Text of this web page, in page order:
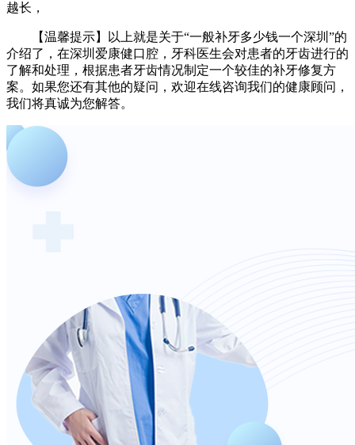
越长，
【温馨提示】以上就是关于“一般补牙多少钱一个深圳”的
介绍了，在深圳爱康健口腔，牙科医生会对患者的牙齿进行的
了解和处理，根据患者牙齿情况制定一个较佳的补牙修复方
案。如果您还有其他的疑问，欢迎在线咨询我们的健康顾问，
我们将真诚为您解答。